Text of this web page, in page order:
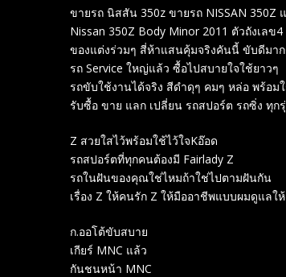
ขายรถ นิสสัน 350z ขายรถ NISSAN 350Z
Nissan 350Z Body Minor 2011 ตัวถังเลข4
ของแต่งร่วมๆ สี่ห้าแสนคุ้มจริงคันนี้ ขับดีมา
รถ Service ใหญ่แล้ว ซื้อไปสบายใจใช้ยาวๆ
รถขับใช้งานได้จริง สีดำดุๆ คมๆ หล่อ พร้อม
รับซื้อ ขาย แลก เปลี่ยน รถสปอร์ต รถซิ่ง ทุก
Z สวยใสไว้พร้อมใช้ไว้ใจKอ๊อด
รถสปอร์ตที่ทุกคนต้องมี Fairlady Z
รถในฝันของคุณใช่ไหมถ้าใช่ไปตามฝันกัน
เรื่อง Z ให้คนรัก Z ให้มืออาชีพแบบผมดูแลใ
ก.ออโต้ขับสบาย
เกียร์ MNC แล้ว
กันชนหน้า MNC